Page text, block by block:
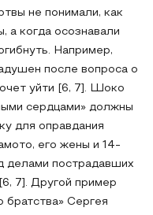
не понимали, как
а когда осознавали
Например,
после вопроса о
уйти [6, 7]. Шоко
сердцами» должны
для оправдания
его жены и 14-
делами пострадавших
7]. Другой пример
братства» Сергея